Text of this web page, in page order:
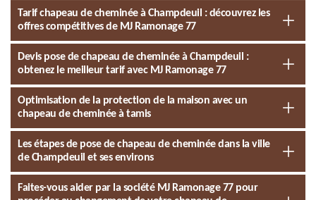
Tarif chapeau de cheminée à Champdeuil : découvrez les
offres compétitives de MJ Ramonage 77
Devis pose de chapeau de cheminée à Champdeuil :
obtenez le meilleur tarif avec MJ Ramonage 77
Optimisation de la protection de la maison avec un
chapeau de cheminée à tamis
Les étapes de pose de chapeau de cheminée dans la ville
de Champdeuil et ses environs
Faites-vous aider par la société MJ Ramonage 77 pour